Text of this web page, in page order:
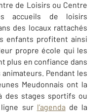
de Loisirs ou Centre
accueils de loisirs
des locaux rattachés
enfants profitent ainsi
propre école qui les
plus en confiance dans
Pendant les
Meudonnais ont la
des stages sportifs ou
sur l’agenda de la